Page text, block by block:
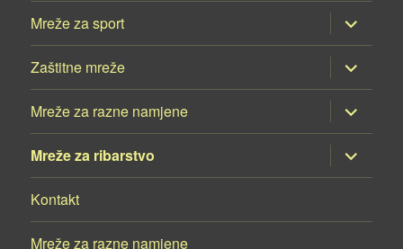
Mreže za sport proširi
Zaštitne mreže
proširi
Mreže za razne namjene
proširi
Mreže za ribarstvo
proširi
Kontakt
Mreže za razne namjene